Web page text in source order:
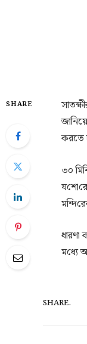
SHARE
করতে
৩০
ধারণা
ম‌ধ্যে
SHARE.